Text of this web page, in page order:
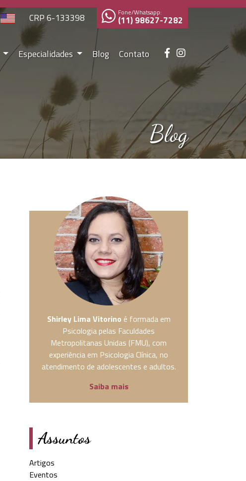
CRP 6-133398 Fone/Whatsapp:
(11) 98627-7282
Especialidades Blog Contato
Blog
Shirley Lima Vitorino é formada em
Psicologia pelas Faculdades
Metropolitanas Unidas (FMU), com
experiência em Psicologia Clínica, no
atendimento de adolescentes e adultos.
Saiba mais
Assuntos
Artigos
Eventos